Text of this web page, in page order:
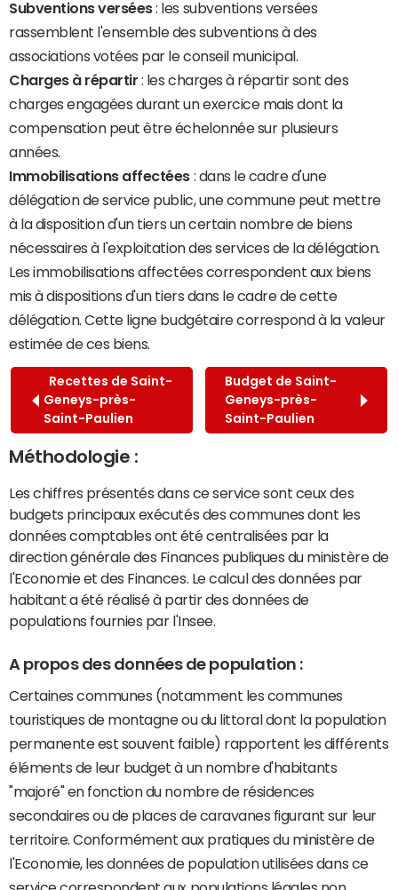
Subventions versées: les subventions versées
rassemblent l'ensemble des subventions à des
associations votées par le conseil municipal.
Charges à répartir : les charges à répartir sont des
charges engagées durant un exercice mais dont la
compensation peut être échelonnée sur plusieurs
années.
Immobilisations affectées : dans le cadre d'une
délégation de service public, une commune peut mettre
à la disposition d'un tiers un certain nombre de biens
nécessaires à l'exploitation des services de la délégation.
Les immobilisations affectées correspondent aux biens
mis à dispositions d'un tiers dans le cadre de cette
délégation. Cette ligne budgétaire correspond à la valeur
estimée de ces biens.
Recettes de Saint-
Geneys-près-
Saint-Paulien
Budget de Saint-
Geneys-près-
Saint-Paulien
Méthodologie :
Les chiffres présentés dans ce service sont ceux des
budgets principaux exécutés des communes dont les
données comptables ont été centralisées par la
direction générale des Finances publiques du ministère de
l'Economie et des Finances. Le calcul des données par
habitant a été réalisé à partir des données de
populations fournies par l'Insee.
A propos des données de population :
Certaines communes (notamment les communes
touristiques de montagne ou du littoral dont la population
permanente est souvent faible) rapportent les différents
éléments de leur budget à un nombre d'habitants
"majoré" en fonction du nombre de résidences
secondaires ou de places de caravanes figurant sur leur
territoire. Conformément aux pratiques du ministère de
l'Economie, les données de population utilisées dans ce